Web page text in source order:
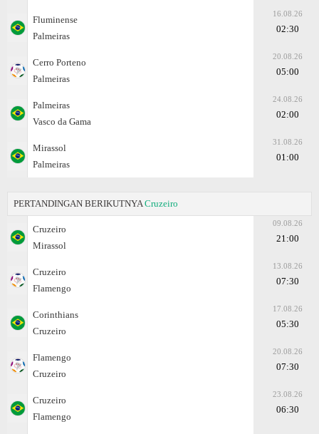
Fluminense
Palmeiras
16.08.26
02:30
Cerro Porteno
Palmeiras
20.08.26
05:00
Palmeiras
Vasco da Gama
24.08.26
02:00
Mirassol
Palmeiras
31.08.26
01:00
PERTANDINGAN BERIKUTNYA Cruzeiro
Cruzeiro
Mirassol
09.08.26
21:00
Cruzeiro
Flamengo
13.08.26
07:30
Corinthians
Cruzeiro
17.08.26
05:30
Flamengo
Cruzeiro
20.08.26
07:30
Cruzeiro
Flamengo
23.08.26
06:30